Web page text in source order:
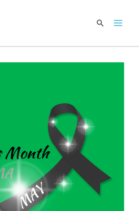
搜